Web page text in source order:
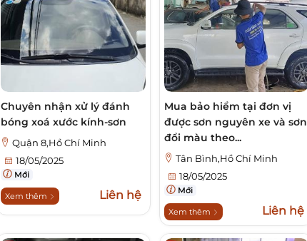
Chuyên nhận xử lý đánh
bóng xoá xước kính-sơn
Quận 8,Hồ Chí Minh
18/05/2025
Mới
Xem thêm Liên hệ
Mua bảo hiểm tại đơn vị
được sơn nguyên xe và sơn
đổi màu theo...
Tân Bình,Hồ Chí Minh
18/05/2025
Mới
Xem thêm Liên hệ